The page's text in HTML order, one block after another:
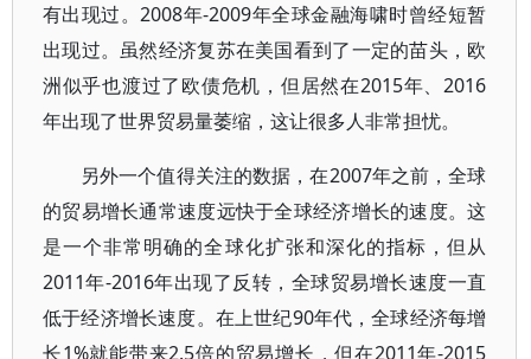
有出现过。2008年-2009年全球金融海啸时曾经短暂
出现过。虽然经济复苏在美国看到了一定的苗头，欧
洲似乎也渡过了欧债危机，但居然在2015年、2016
年出现了世界贸易量萎缩，这让很多人非常担忧。
另外一个值得关注的数据，在2007年之前，全球
的贸易增长通常速度远快于全球经济增长的速度。这
是一个非常明确的全球化扩张和深化的指标，但从
2011年-2016年出现了反转，全球贸易增长速度一直
低于经济增长速度。在上世纪90年代，全球经济每增
长1%就能带来2.5倍的贸易增长，但在2011年-2015